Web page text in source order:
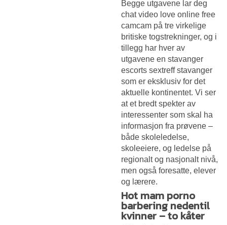
Begge utgavene lar deg
chat video love online free
camcam på tre virkelige
britiske togstrekninger, og i
tillegg har hver av
utgavene en stavanger
escorts sextreff stavanger
som er eksklusiv for det
aktuelle kontinentet. Vi ser
at et bredt spekter av
interessenter som skal ha
informasjon fra prøvene –
både skoleledelse,
skoleeiere, og ledelse på
regionalt og nasjonalt nivå,
men også foresatte, elever
og lærere.
Hot mam porno
barbering nedentil
kvinner – to kåter